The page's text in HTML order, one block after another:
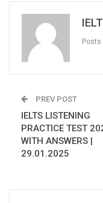
Posts
PREV POST
IELTS LISTENING
PRACTICE TEST
WITH ANSWERS |
29.01.2025